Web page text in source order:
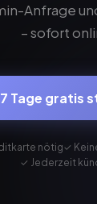
Anfrage
– sofort
7 Tage gratis
nötig✓
✓ Jederzeit